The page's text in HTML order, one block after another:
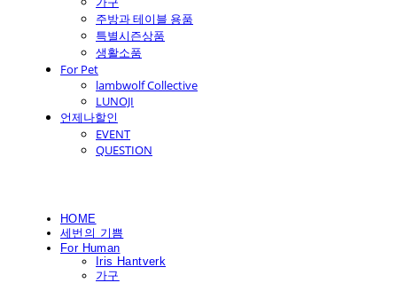
주방과 테이블 용품
특별시즌상품
생활소품
For Pet
lambwolf Collective
LUNOJI
언제나할인
EVENT
QUESTION
HOME
세번의 기쁨
For Human
Iris Hantverk
가구